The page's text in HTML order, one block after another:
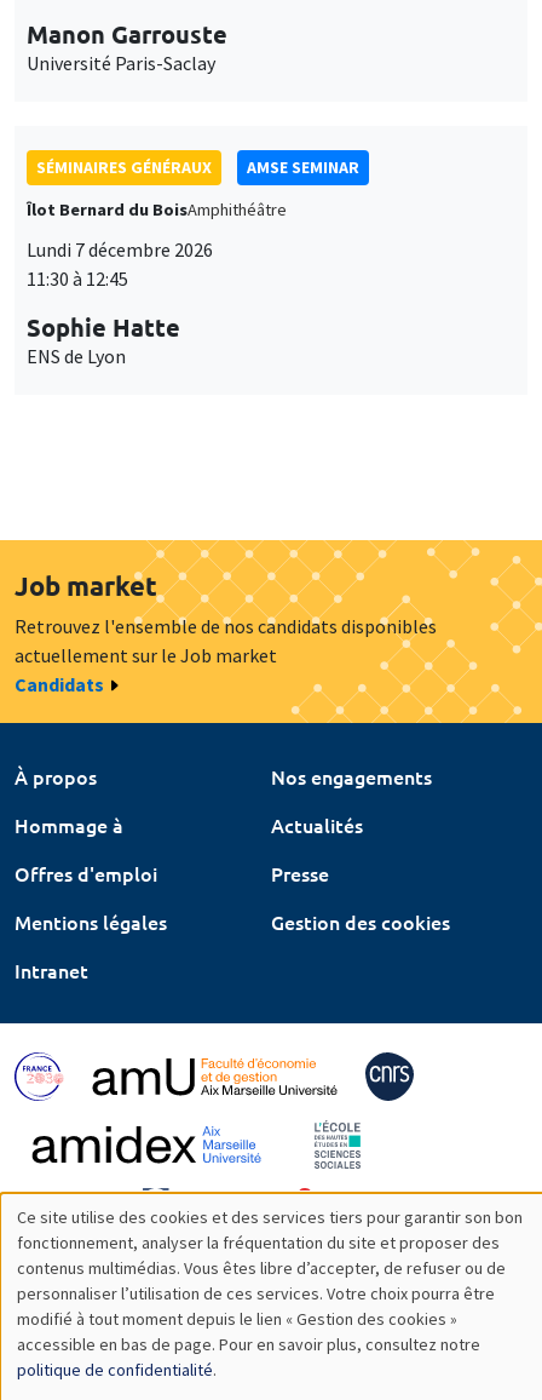
Manon Garrouste
Université Paris-Saclay
SÉMINAIRES GÉNÉRAUX
AMSE SEMINAR
Îlot Bernard du BoisAmphithéâtre
Lundi 7 décembre 2026
11:30 à 12:45
Sophie Hatte
ENS de Lyon
Job market
Retrouvez l'ensemble de nos candidats disponibles
actuellement sur le Job market
Candidats
À propos
Nos engagements
Hommage à
Actualités
Offres d'emploi
Presse
Mentions légales
Gestion des cookies
Intranet
Utilisation
des
données
personnelles
Ce site utilise des cookies et des services tiers pour garantir son bon
fonctionnement, analyser la fréquentation du site et proposer des
contenus multimédias. Vous êtes libre d’accepter, de refuser ou de
personnaliser l’utilisation de ces services. Votre choix pourra être
modifié à tout moment depuis le lien « Gestion des cookies »
accessible en bas de page. Pour en savoir plus, consultez notre
politique de confidentialité.